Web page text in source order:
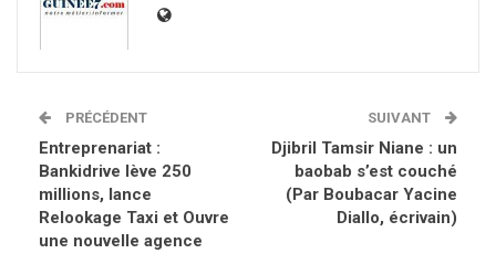
PRÉCÉDENT
Entreprenariat :
Bankidrive lève 250
millions, lance
Relookage Taxi et Ouvre
une nouvelle agence
SUIVANT
Djibril Tamsir Niane : un
baobab s’est couché
(Par Boubacar Yacine
Diallo, écrivain)